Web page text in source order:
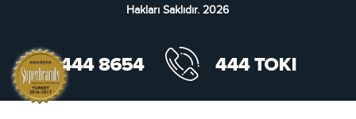
Hakları Saklıdır. 2026